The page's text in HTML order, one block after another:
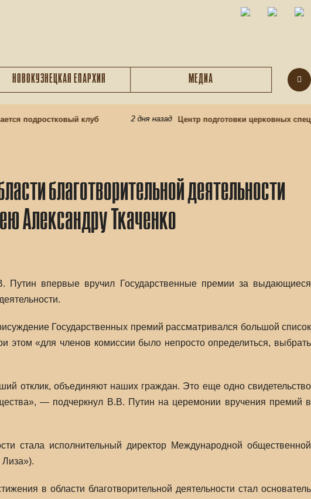
НОВОКУЗНЕЦКАЯ ЕПАРХИЯ МЕДИА
подростковый клуб 2 дня назад Центр подготовки церковных
благотворительной деятельности
Александру Ткаченко
Путин впервые вручил Государственные премии за выдающиеся
Государственных премий рассматривался большой список
этом «для членов комиссии было непросто определиться, выбрать
отклик, объединяют наших граждан. Это еще одно свидетельство
— подчеркнул В.В. Путин на церемонии вручения премий в
стала исполнительный директор Международной общественной
в области благотворительной деятельности стал основатель